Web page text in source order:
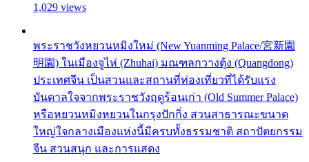
1,029 views
พระราชวังหยวนหมิงใหม่ (New Yuanming Palace/宮新園
明園) ในเมืองจูไห่ (Zhuhai) มณฑลกวางตุ้ง (Quangdong)
ประเทศจีน เป็นสวนและสถานที่ท่องเที่ยวที่ได้รับแรง
บันดาลใจจากพระราชวังฤดูร้อนเก่า (Old Summer Palace)
หรือหยวนหมิงหยวนในกรุงปักกิ่ง สวนสาธารณะขนาด
ใหญ่ใจกลางเมืองแห่งนี้มีครบทั้งธรรมชาติ สถาปัตยกรรม
จีน สวนสนุก และการแสดง